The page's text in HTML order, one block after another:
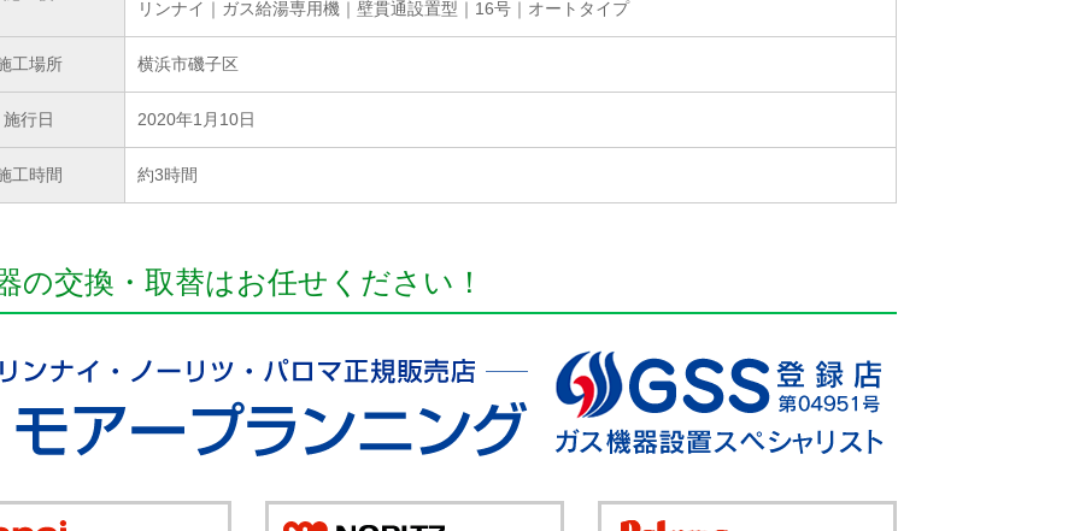
リンナイ｜ガス給湯専用機｜壁貫通設置型｜16号｜オートタイプ
工場所 横浜市磯子区
施行日 2020年1月10日
工時間 約3時間
の交換・取替はお任せください！